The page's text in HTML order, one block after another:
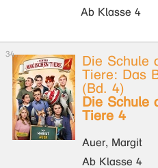
Ab Klasse 4
Die Schule
Tiere: Das
(Bd. 4)
Die Schule
Tiere 4
Auer, Margit
Ab Klasse 4